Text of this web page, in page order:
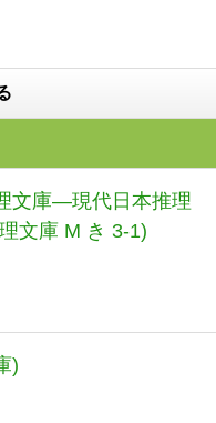
文庫―現代日本推理
文庫 M き 3-1)
)